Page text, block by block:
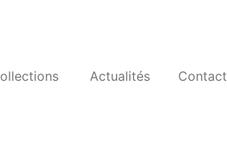
Actualités Contact